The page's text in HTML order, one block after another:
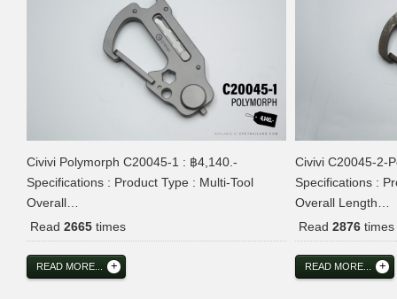
Civivi Polymorph C20045-1 : ฿4,140.-
Specifications : Product Type : Multi-Tool
Overall…
Read 2665 times
READ MORE...
Civivi C20045-2-
Specifications :
Overall Length…
Read2876 times
READ MORE...